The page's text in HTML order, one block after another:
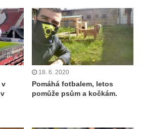
v
18. 6. 2020
Pomáhá fotbalem, letos
pomůže psům a kočkám.